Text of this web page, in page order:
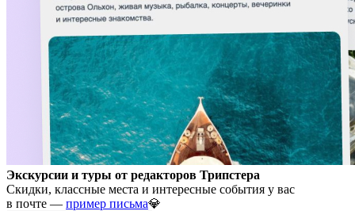
Экскурсии и туры от редакторов Трипстера
Скидки, классные места и интересные события у вас
в почте — пример письма💎